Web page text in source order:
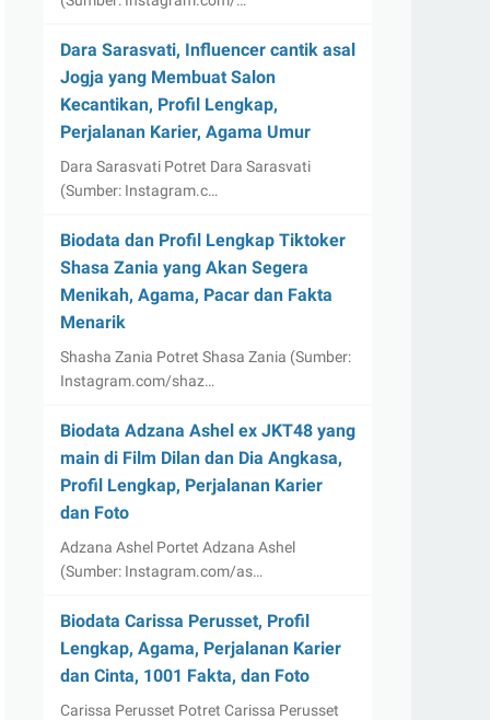
Dara Sarasvati, Influencer cantik asal
Jogja yang Membuat Salon
Kecantikan, Profil Lengkap,
Perjalanan Karier, Agama Umur
Dara Sarasvati Potret Dara Sarasvati
(Sumber: Instagram.c…
Biodata dan Profil Lengkap Tiktoker
Shasa Zania yang Akan Segera
Menikah, Agama, Pacar dan Fakta
Menarik
Shasha Zania Potret Shasa Zania (Sumber:
Instagram.com/shaz…
Biodata Adzana Ashel ex JKT48 yang
main di Film Dilan dan Dia Angkasa,
Profil Lengkap, Perjalanan Karier
dan Foto
Adzana Ashel Portet Adzana Ashel
(Sumber: Instagram.com/as…
Biodata Carissa Perusset, Profil
Lengkap, Agama, Perjalanan Karier
dan Cinta, 1001 Fakta, dan Foto
Carissa Perusset Potret Carissa Perusset